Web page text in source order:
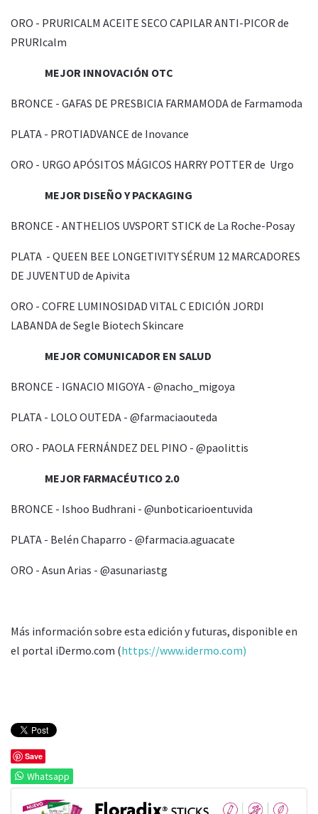
ORO - PRURICALM ACEITE SECO CAPILAR ANTI-PICOR de
PRURIcalm
MEJOR INNOVACIÓN OTC
BRONCE - GAFAS DE PRESBICIA FARMAMODA de Farmamoda
PLATA - PROTIADVANCE de Inovance
ORO - URGO APÓSITOS MÁGICOS HARRY POTTER de Urgo
MEJOR DISEÑO Y PACKAGING
BRONCE - ANTHELIOS UVSPORT STICK de La Roche-Posay
PLATA - QUEEN BEE LONGETIVITY SÉRUM 12 MARCADORES
DE JUVENTUD de Apivita
ORO - COFRE LUMINOSIDAD VITAL C EDICIÓN JORDI
LABANDA de Segle Biotech Skincare
MEJOR COMUNICADOR EN SALUD
BRONCE - IGNACIO MIGOYA - @nacho_migoya
PLATA - LOLO OUTEDA - @farmaciaouteda
ORO - PAOLA FERNÁNDEZ DEL PINO - @paolittis
MEJOR FARMACÉUTICO 2.0
BRONCE - Ishoo Budhrani - @unboticarioentuvida
PLATA - Belén Chaparro - @farmacia.aguacate
ORO - Asun Arias - @asunariastg
Más información sobre esta edición y futuras, disponible en
el portal iDermo.com (https://www.idermo.com)
Save
Whatsapp